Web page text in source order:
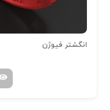
انگشتر فیوژن